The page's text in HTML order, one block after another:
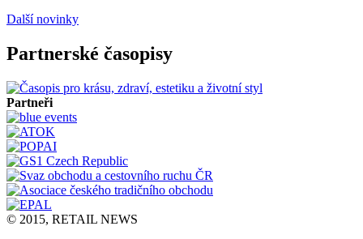
Další novinky
Partnerské časopisy
Partneři
© 2015, RETAIL NEWS